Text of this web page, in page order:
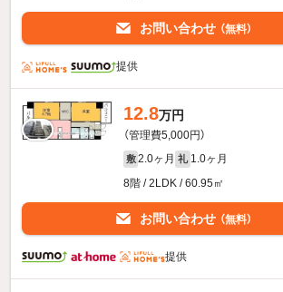
お問い合わせ （無料）
提供
12.8万円
（管理費5,000円）
敷 2.0ヶ月 礼 1.0ヶ月
8階 / 2LDK / 60.95㎡
お問い合わせ （無料）
提供